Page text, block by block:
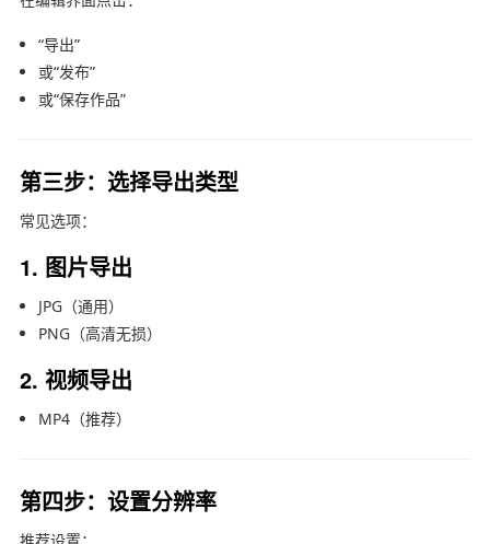
“导出”
或“发布”
或“保存作品”
第三步：选择导出类型
常见选项：
1. 图片导出
JPG（通用）
PNG（高清无损）
2. 视频导出
MP4（推荐）
第四步：设置分辨率